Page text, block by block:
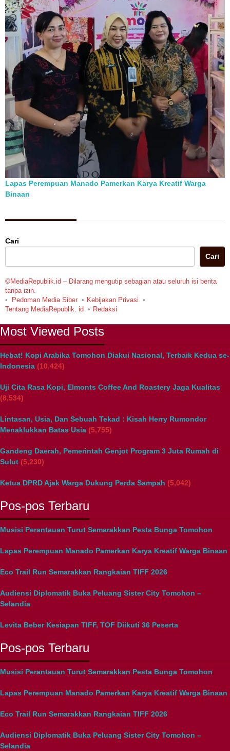
Lapas Perempuan Manado Pamerkan Karya Kreatif Warga
Binaan
Cari
Cari
©MediaRepublik.id – Dilarang mengutip sebagian atau seluruh isi berita
tanpa izin.
Pedoman Media Siber
Kebijakan Privasi
Tentang MediaRepublik. id
Redaksi
Most Viewed Posts
Hebat! Kopi Arabika Tomohon Diakui Nasional, Terbaik Kedua se-
Indonesia (10,424)
Uji Cita Rasa Kopi, Elmonts Coffee And Roastery Jaga Kualitas
(8,534)
Lintasan, Usia, Dan Sebuah Tekad : Kisah Herry Rumondor
Menaklukkan Batas Usia (5,755)
Gandeng Daerah, Pemerintah Genjot Program 3 Juta Rumah di
Sulut (5,230)
Ketua DPRD Ajak Warga Dukung Perda Sampah (5,042)
Pos-pos Terbaru
Musisi Perantauan Turut Semarakkan Pesta Bunga Tomohon
Lapas Perempuan Manado Pamerkan Karya Kreatif Warga Binaan
Eco Trail Run Semarakkan Rangkaian TIFF 2026
Audiensi Diplomatik Buka Peluang Sister City Tomohon –
Selandia
Levita Beber Kesiapan TIFF, TOF Diikuti 36 Peserta
Pos-pos Terbaru
Musisi Perantauan Turut Semarakkan Pesta Bunga Tomohon
Lapas Perempuan Manado Pamerkan Karya Kreatif Warga Binaan
Eco Trail Run Semarakkan Rangkaian TIFF 2026
Audiensi Diplomatik Buka Peluang Sister City Tomohon –
Selandia